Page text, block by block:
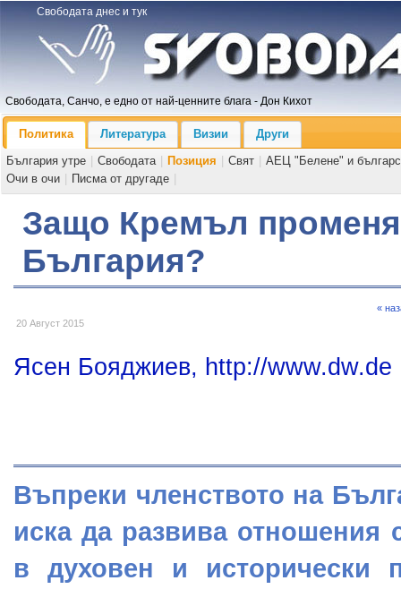
Свободата днес и тук
Свободата, Санчо, е едно от най-ценните блага - Дон Кихот
Политика Литература Визии
Други
България утре
Свободата Позиция Свят
АЕЦ "Белене" и
Очи в очи
Писма от другаде
Защо Кремъл
България?
20 Август 2015
«
Ясен Бояджиев, http://www.dw.de
Въпреки членството на
иска да развива отношения
в духовен и исторически